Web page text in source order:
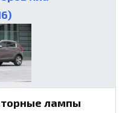
лампы